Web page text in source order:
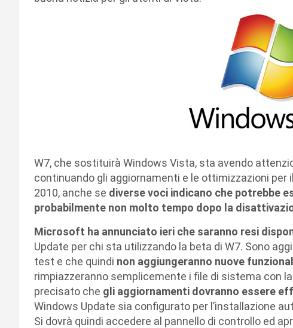
W7, che sostituirà Windows Vista, sta avendo
continuando gli aggiornamenti e le ottimizzazioni per
2010, anche se diverse voci indicano che potrebbe
probabilmente non molto tempo dopo la
Microsoft ha annunciato ieri che saranno resi
Update per chi sta utilizzando la beta di W7. Sono
test e che quindi non aggiungeranno nuove
rimpiazzeranno semplicemente i file di sistema con
precisato che gli aggiornamenti dovranno essere
Windows Update sia configurato per l’installazione
Si dovrà quindi accedere al pannello di controllo ed